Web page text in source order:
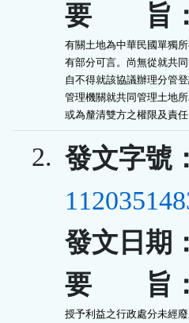
要 旨：
有關土地為中華民國單獨
有部分可言。尚無從就共
自不得就該協議辦理分管
管理機關就共同管理土地
或為釐清雙方之權限及責
2. 發文字號：
發文日期：
要 旨：
授予利益之行政處分未經